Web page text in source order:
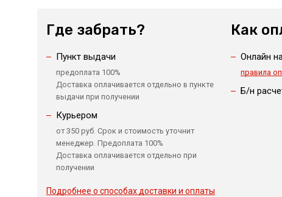
Где забрать?
Пункт выдачи
предоплата 100%
Доставка оплачивается отдельно в пункте
выдачи при получении
Курьером
от 350 руб. Срок и стоимость уточнит
менеджер. Предоплата 100%
Доставка оплачивается отдельно при
получении
Подробнее о способах доставки и оплаты
Как
Онлайн
правила
Б/н